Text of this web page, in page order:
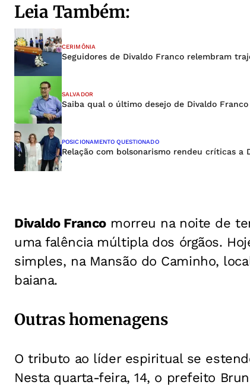
Leia Também:
CERIMÔNIA
Seguidores de Divaldo Franco relembram
SALVADOR
Saiba qual o último desejo de Divaldo
POSICIONAMENTO QUESTIONADO
Relação com bolsonarismo rendeu críticas a
Divaldo Francomorreu na noite de
uma falência múltipla dos órgãos.
simples, na Mansão do Caminho,
baiana.
Outras homenagens
O tributo ao líder espiritual se
Nesta quarta-feira, 14, o prefeito